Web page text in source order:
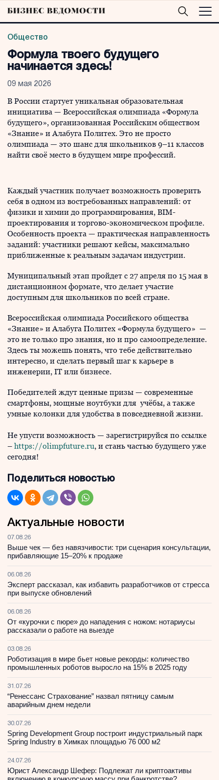
Общество
Формула твоего будущего
начинается здесь!
09 мая 2026
В России стартует уникальная образовательная
инициатива — Всероссийская олимпиада «Формула
будущего», организованная Российским обществом
«Знание» и Алабуга Политех. Это не просто
олимпиада — это шанс для школьников 9–11 классов
найти своё место в будущем мире профессий.
Каждый участник получает возможность проверить
себя в одном из востребованных направлений: от
физики и химии до программирования, BIM-
проектирования и торгово-экономическом профиле.
Особенность проекта — практическая направленность
заданий: участники решают кейсы, максимально
приближенные к реальным задачам индустрии.
Муниципальный этап пройдет с 27 апреля по 15 мая в
дистанционном формате, что делает участие
доступным для школьников по всей стране.
Всероссийская олимпиада Российского общества
«Знание» и Алабуга Политех «Формула будущего» —
это не только про знания, но и про самоопределение.
Здесь ты можешь понять, что тебе действительно
интересно, и сделать первый шаг к карьере в
инженерии, IT или бизнесе.
Победителей ждут ценные призы — современные
смартфоны, мощные ноутбуки для учёбы, а также
умные колонки для удобства в повседневной жизни.
Не упусти возможность — зарегистрируйся по ссылке
– https://olimpfuture.ru, и стань частью будущего уже
сегодня!
Поделиться новостью
Актуальные новости
07.08.26
Выше чек — без навязчивости: три сценария консультации,
прибавляющие 15–20% к продаже
06.08.26
Эксперт рассказал, как избавить разработчиков от стресса
при выпуске обновлений
06.08.26
От «курочки с пюре» до нападения с ножом: нотариусы
рассказали о работе на выезде
03.08.26
Роботизация в мире бьет новые рекорды: количество
промышленных роботов выросло на 15% в 2025 году
31.07.26
“Ренессанс Страхование” назвал пятницу самым
аварийным днем недели
30.07.26
Spring Development Group построит индустриальный парк
Spring Industry в Химках площадью 76 000 м2
24.07.26
Юрист Александр Шефер: Подлежат ли криптоактивы